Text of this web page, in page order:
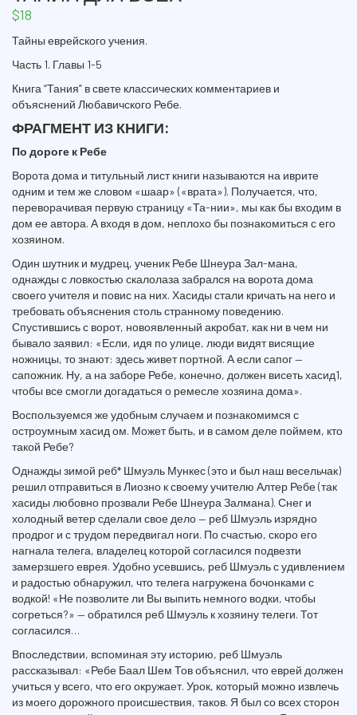
$18
Тайны еврейского учения.
Часть 1. Главы 1-5
Книга “Тания” в свете классических комментариев и
объяснений Любавичского Ребе.
ФРАГМЕНТ ИЗ КНИГИ:
По дороге к Ребе
Ворота дома и титульный лист книги называются на иврите
одним и тем же словом «шаар» («врата»). Получается, что,
переворачивая первую страницу «Та-нии», мы как бы входим в
дом ее автора. А входя в дом, неплохо бы познакомиться с его
хозяином.
Один шутник и мудрец, ученик Ребе Шнеура Зал-мана,
однажды с ловкостью скалолаза забрался на ворота дома
своего учителя и повис на них. Хасиды стали кричать на него и
требовать объяснения столь странному поведению.
Спустившись с ворот, новоявленный акробат, как ни в чем ни
бывало заявил: «Если, идя по улице, люди видят висящие
ножницы, то знают: здесь живет портной. А если сапог —
сапожник. Ну, а на заборе Ребе, конечно, должен висеть хасид1,
чтобы все смогли догадаться о ремесле хозяина дома».
Воспользуемся же удобным случаем и познакомимся с
остроумным хасид ом. Может быть, и в самом деле поймем, кто
такой Ребе?
Однажды зимой реб* Шмуэль Мункес (это и был наш весельчак)
решил отправиться в Лиозно к своему учителю Алтер Ребе (так
хасиды любовно прозвали Ребе Шнеура Залмана). Снег и
холодный ветер сделали свое дело — реб Шмуэль изрядно
продрог и с трудом передвигал ноги. По счастью, скоро его
нагнала телега, владелец которой согласился подвезти
замерзшего еврея. Удобно усевшись, реб Шмуэль с удивлением
и радостью обнаружил, что телега нагружена бочонками с
водкой! «Не позволите ли Вы выпить немного водки, чтобы
согреться?» — обратился реб Шмуэль к хозяину телеги. Тот
согласился…
Впоследствии, вспоминая эту историю, реб Шмуэль
рассказывал: «Ребе Баал Шем Тов объяснил, что еврей должен
учиться у всего, что его окружает. Урок, который можно извлечь
из моего дорожного происшествия, таков. Я был со всех сторон